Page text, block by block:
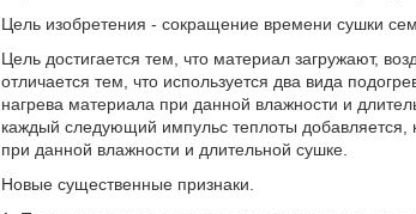
Цель изобретения - сокращение времени сушки
Цель достигается тем, что материал загружают,
отличается тем, что используется два вида
нагрева материала при данной влажности и
каждый следующий импульс теплоты добавляется,
при данной влажности и длительной сушке.
Новые существенные признаки.